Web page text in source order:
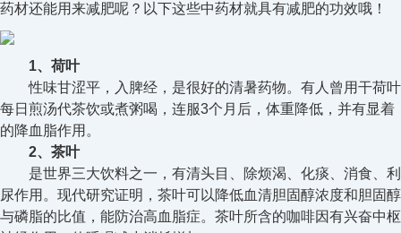
药材还能用来减肥呢？以下这些中药材就具有减肥的功效哦！
1、荷叶
性味甘涩平，入脾经，是很好的清暑药物。有人曾用干荷叶
每日煎汤代茶饮或煮粥喝，连服3个月后，体重降低，并有显着
的降血脂作用。
2、茶叶
是世界三大饮料之一，有清头目、除烦渴、化痰、消食、利
尿作用。现代研究证明，茶叶可以降低血清胆固醇浓度和胆固醇
与磷脂的比值，能防治高血脂症。茶叶所含的咖啡因有兴奋中枢